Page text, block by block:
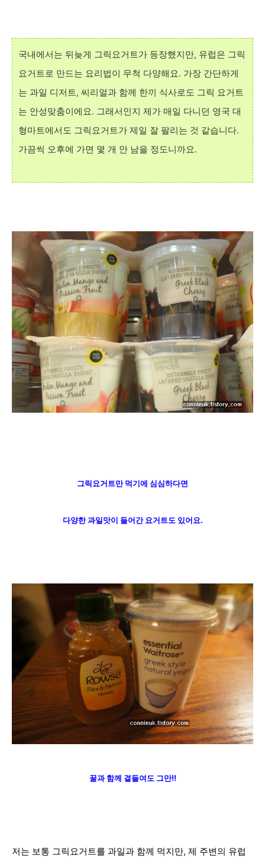
국내에서는 뒤늦게 그릭요거트가 등장했지만, 유럽은 그릭
요거트로 만드는 요리법이 무척 다양해요. 가장 간단하게
는 과일 디저트, 씨리얼과 함께 한끼 식사로도 그릭 요거트
는 안성맞춤이에요. 그래서인지 제가 매일 다니던 영국 대
형마트에서도 그릭요거트가 제일 잘 팔리는 것 같습니다.
가끔씩 오후에 가면 몇 개 안 남을 정도니까요.
그릭요거트만 먹기에 심심하다면
다양한 과일맛이 들어간 요거트도 있어요.
꿀과 함께 곁들여도 그만!!
저는 보통 그릭요거트를 과일과 함께 먹지만, 제 주변의 유럽